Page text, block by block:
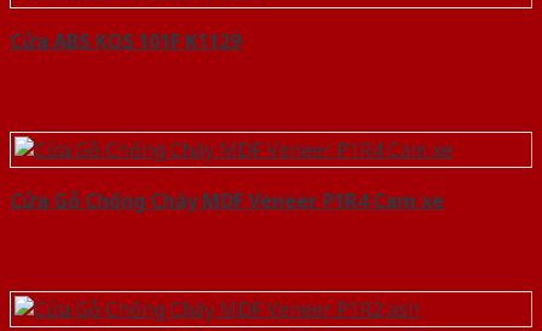
Cửa ABS KOS 101F K1129
Cửa Gỗ Chống Cháy MDF Veneer P1R4 Cam xe